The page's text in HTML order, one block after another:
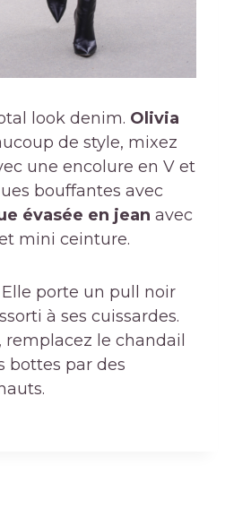
look denim. Olivia
de style, mixez
une encolure en V et
bouffantes avec
évasée en jean avec
mini ceinture.
Elle porte un pull noir
à ses cuissardes.
remplacez le chandail
bottes par des